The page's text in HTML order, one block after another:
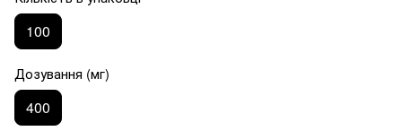
100
Дозування (мг)
400